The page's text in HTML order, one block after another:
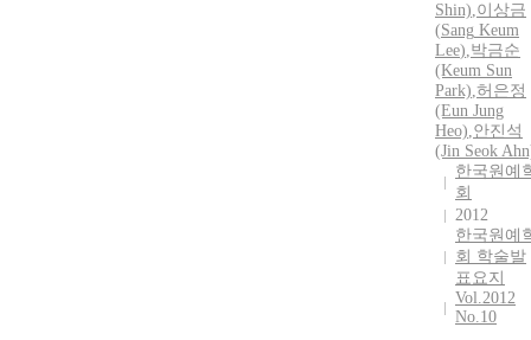
Shin),이상금
(Sang Keum
Lee),박금순
(Keum Sun
Park),허은정
(Eun Jung
Heo),안진석
(Jin Seok
한국원예
회
2012
한국원예
회 학술발
표요지
Vol.2012
No.10